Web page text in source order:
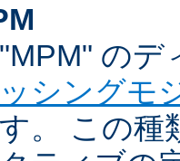
"MPM" のデ
ッシングモ
す。 この種